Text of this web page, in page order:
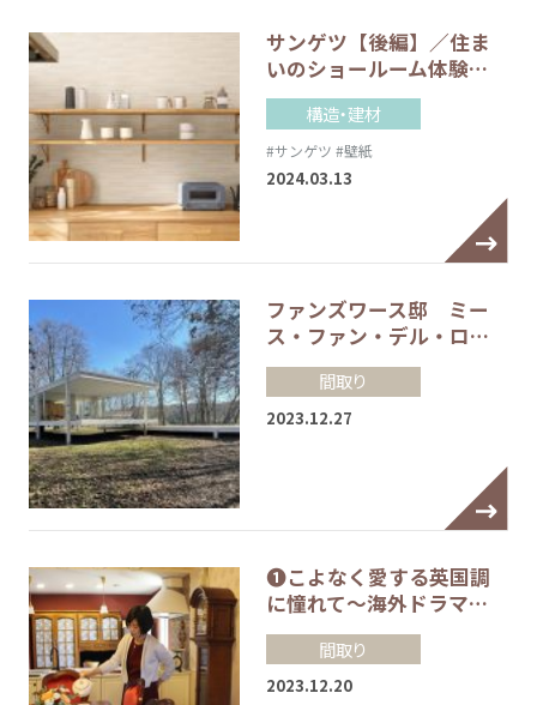
サンゲツ【後編】／住ま
いのショールーム体験…
構造・建材
#サンゲツ #壁紙
2024.03.13
ファンズワース邸 ミー
ス・ファン・デル・ロ…
間取り
2023.12.27
❶こよなく愛する英国調
に憧れて～海外ドラマ…
間取り
2023.12.20